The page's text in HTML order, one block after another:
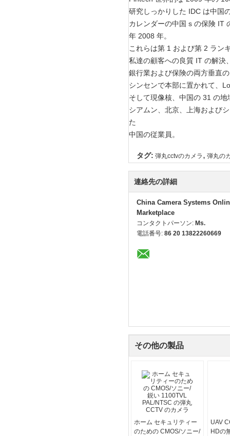
研究しっかりした IDC は中国
カレンダーの中国 s の保険 IT
年 2008 年。
これらは第 1 および第 2 ラン
私達の顧客への良質 IT の解決
銀行業および保険の両方垂直
シンセンで本部に置かれて、
そして現像核、中国の 31 の
シアムン、北京、上海および
た
中国の従業員。
タグ: 弾丸cctvのカメラ , 弾丸の
連絡先の詳細
China Camera Systems
Marketplace
コンタクトパーソン: Ms.
電話番号: 86 20 13822260669
その他の製品
ホーム セキュリティー
のための CMOS/ソニー/
UAV
HDの